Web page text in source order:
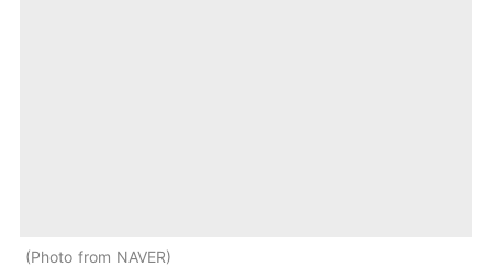
Photo from NAVER